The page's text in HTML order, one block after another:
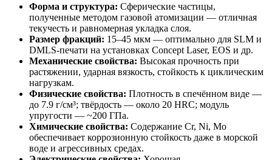
Форма и структура: Сферические частицы,
полученные методом газовой атомизации — отличная
текучесть и равномерная укладка слоя.
Размер фракций: 15–45 мкм — оптимально для SLM и
DMLS-печати на установках Concept Laser, EOS и др.
Механические свойства: Высокая прочность при
растяжении, ударная вязкость, стойкость к циклическим
нагрузкам.
Физические свойства: Плотность в спечённом виде —
до 7.9 г/см³; твёрдость — около 20 HRC; модуль
упругости — ~200 ГПа.
Химические свойства: Содержание Cr, Ni, Mo
обеспечивает коррозионную стойкость даже в морской
воде и агрессивных средах.